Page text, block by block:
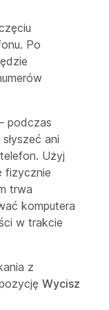
Po
podczas
ani
Użyj
fizycznie
trwa
komputera
w trakcie
z
Wycisz